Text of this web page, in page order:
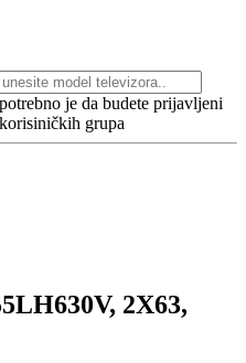
je da budete prijavljeni
grupa
2X63,